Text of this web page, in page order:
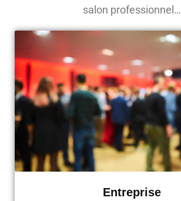
salon professionnel…
Entreprise